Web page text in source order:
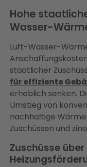
Hohe
Wasser-
Luft-Wasser-
staatlicher
für effiziente
erheblich senken.
Umstieg von
nachhaltige
Zuschüssen und
Zuschüsse